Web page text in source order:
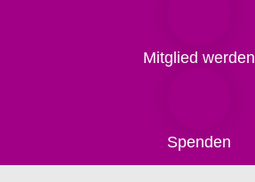
Mitglied werden
Spenden